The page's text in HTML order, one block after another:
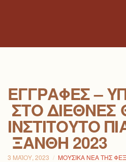
ΕΓΓΡΑΦΈΣ –
ΣΤΟ ΔΙΕΘΝΈΣ
ΙΝΣΤΙΤΟΎΤΟ
ΞΆΝΘΗ 2023
3 ΜΑΪ́ΟΥ, 2023 ΜΟΥΣΙΚΆ ΝΈΑ ΤΗΣ ΦΕΞ